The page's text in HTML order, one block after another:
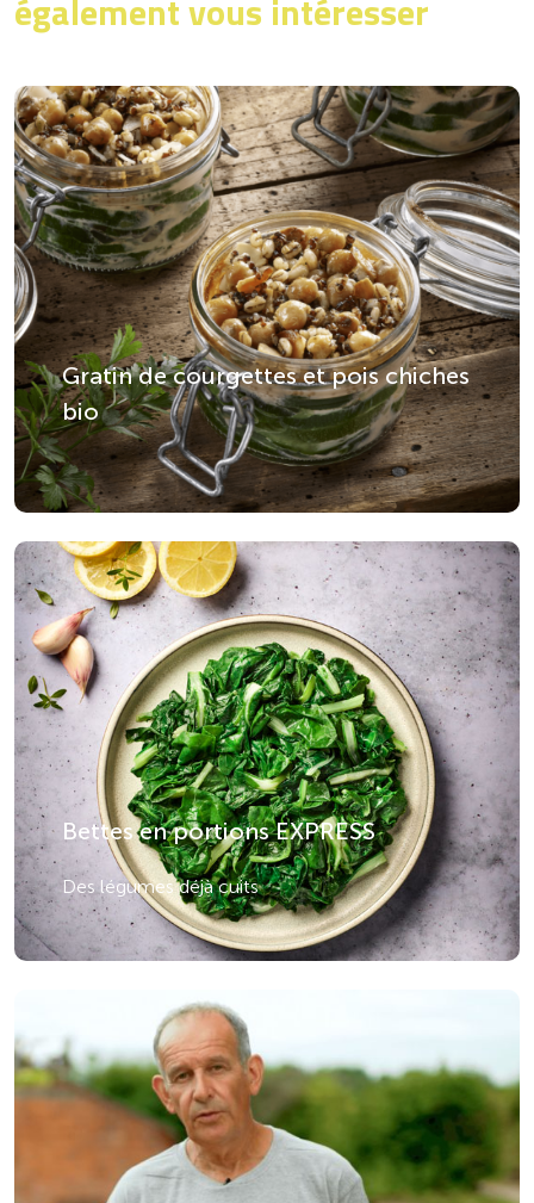
également vous intéresser
Gratin de courgettes et pois chiches
bio
Bettes en portions EXPRESS
Des légumes déjà cuits